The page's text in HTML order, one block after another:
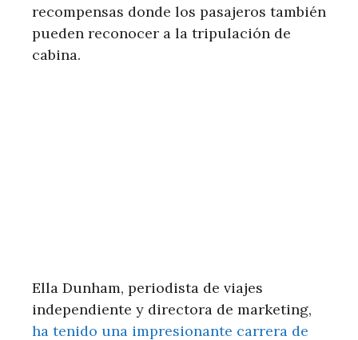
recompensas donde los pasajeros también
pueden reconocer a la tripulación de
cabina.
Ella Dunham, periodista de viajes
independiente y directora de marketing,
ha tenido una impresionante carrera de